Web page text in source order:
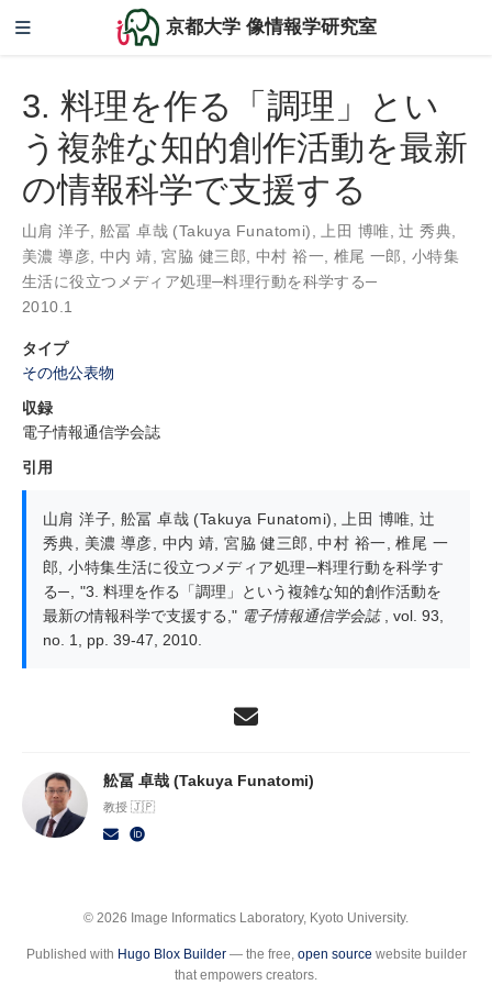
京都大学 像情報学研究室
3. 料理を作る「調理」とい
う複雑な知的創作活動を最新
の情報科学で支援する
山肩 洋子 舩冨 卓哉 (Takuya Funatomi) 上田 博唯 ,辻 秀典
美濃 導彦 中内 靖 ,宮脇 健三郎 中村 裕一 椎尾 一郎
小特集
生活に役立つメディア処理─料理行動を科学する─
2010.1
タイプ
その他公表物
収録
電子情報通信学会誌
引用
山肩 洋子 舩冨 卓哉 (Takuya Funatomi) 上田 博唯 ,辻
秀典
美濃 導彦 中内 靖 ,宮脇 健三郎 ,中村 裕一 ,椎尾 一
郎 ,小特集生活に役立つメディア処理─料理行動を科学す
る─
"3. 料理を作る「調理」という複雑な知的創作活動を
最新の情報科学で支援する," 電子情報通信学会誌, vol. 93,
no. 1, pp. 39-47, 2010.
舩冨 卓哉 (Takuya Funatomi)
教授 🇯🇵
© 2026 Image Informatics Laboratory, Kyoto University.
Published with Hugo Blox Builder— the free, open source website builder
that empowers creators.